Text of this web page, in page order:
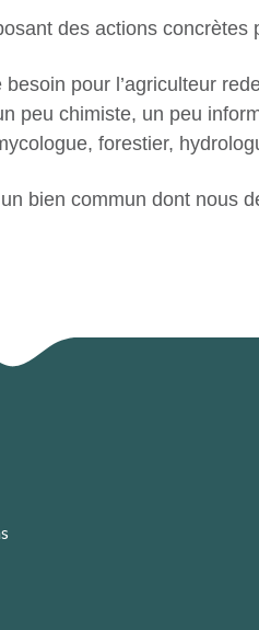
des actions
pour l’agriculteur
peu chimiste, un peu
forestier,
bien commun dont nous